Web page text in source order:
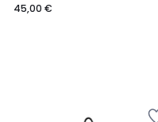
45,00 €